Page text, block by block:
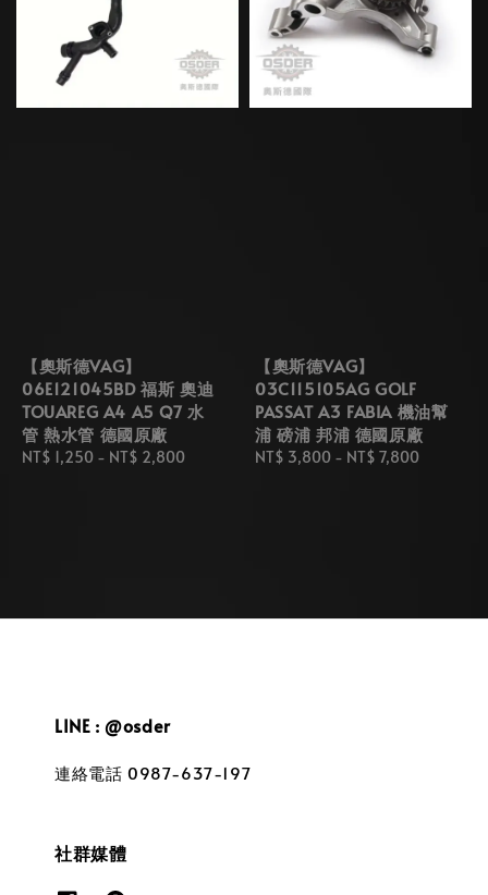
【奧斯德VAG】
06E121045BD 福斯 奧迪
TOUAREG A4 A5 Q7 水
管 熱水管 德國原廠
Regular
NT$ 1,250 - NT$ 2,800
【奧斯德VAG】
03C115105AG GOLF
PASSAT A3 FABIA 機油幫
浦 磅浦 邦浦 德國原廠
Regular
NT$ 3,800 - NT$ 7,800
LINE : @osder
連絡電話 0987-637-197
社群媒體